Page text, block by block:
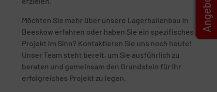
Möchten Sie mehr über unsere Lagerhallenbau in
Beeskow erfahren oder haben Sie ein spezifisches
Projekt im Sinn? Kontaktieren Sie uns noch heute!
Unser Team steht bereit, um Sie ausführlich zu
beraten und gemeinsam den Grundstein für Ihr
erfolgreiches Projekt zu legen.